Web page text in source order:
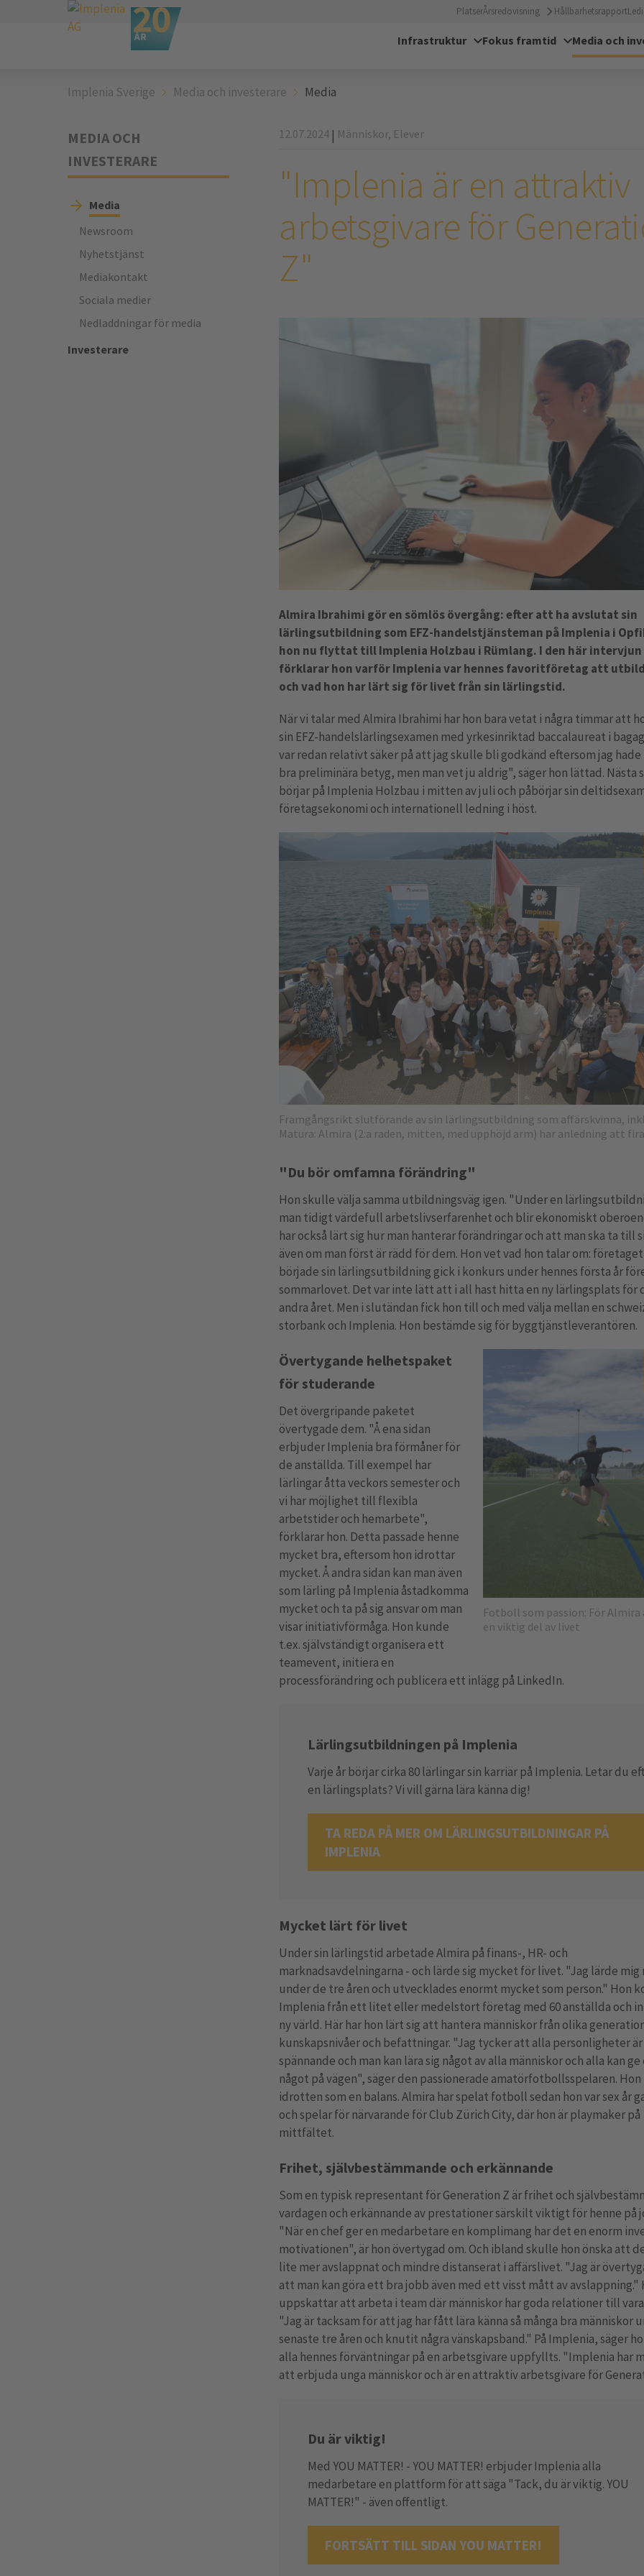
PlatserÅrsredovisning Hållbarhetsrapport
Infrastruktur Fokus framtid Media och
Implenia Sverige Media och investerare Media
MEDIA OCH
INVESTERARE
Media
Newsroom
Nyhetstjänst
Mediakontakt
Sociala medier
Nedladdningar för media
Investerare
12.07.2024 | Människor, Elever
"Implenia är en attraktiv
arbetsgivare för
Z"
Almira Ibrahimi gör en sömlös övergång: efter att ha avslutat sin
lärlingsutbildning som EFZ-handelstjänsteman på Implenia i
hon nu flyttat till Implenia Holzbau i Rümlang. I den här intervjun
förklarar hon varför Implenia var hennes favoritföretag att
och vad hon har lärt sig för livet från sin lärlingstid.
När vi talar med Almira Ibrahimi har hon bara vetat i några timmar att
sin EFZ-handelslärlingsexamen med yrkesinriktad baccalaureat i
var redan relativt säker på att jag skulle bli godkänd eftersom jag
bra preliminära betyg, men man vet ju aldrig", säger hon lättad. Nästa
börjar på Implenia Holzbau i mitten av juli och påbörjar sin
företagsekonomi och internationell ledning i höst.
Framgångsrikt slutförande av sin lärlingsutbildning som affärskvinna,
Matura: Almira (2:a raden, mitten, med upphöjd arm) har anledning att fira
"Du bör omfamna förändring"
Hon skulle välja samma utbildningsväg igen. "Under en
man tidigt värdefull arbetslivserfarenhet och blir ekonomiskt
har också lärt sig hur man hanterar förändringar och att man ska ta till
även om man först är rädd för dem. Hon vet vad hon talar om:
började sin lärlingsutbildning gick i konkurs under hennes första år
sommarlovet. Det var inte lätt att i all hast hitta en ny lärlingsplats för
andra året. Men i slutändan fick hon till och med välja mellan en
storbank och Implenia. Hon bestämde sig för byggtjänstleverantören.
Fotboll som passion: För
en viktig del av livet
Övertygande helhetspaket
för studerande
Det övergripande paketet
övertygade dem. "Å ena sidan
erbjuder Implenia bra förmåner för
de anställda. Till exempel har
lärlingar åtta veckors semester och
vi har möjlighet till flexibla
arbetstider och hemarbete",
förklarar hon. Detta passade henne
mycket bra, eftersom hon idrottar
mycket. Å andra sidan kan man även
som lärling på Implenia åstadkomma
mycket och ta på sig ansvar om man
visar initiativförmåga. Hon kunde
t.ex. självständigt organisera ett
teamevent, initiera en
processförändring och publicera ett inlägg på LinkedIn.
Lärlingsutbildningen på Implenia
Varje år börjar cirka 80 lärlingar sin karriär på Implenia. Letar du
en lärlingsplats? Vi vill gärna lära känna dig!
TA REDA PÅ MER OM LÄRLINGSUTBILDNINGAR PÅ
IMPLENIA
Mycket lärt för livet
Under sin lärlingstid arbetade Almira på finans-, HR- och
marknadsavdelningarna - och lärde sig mycket för livet. "Jag lärde
under de tre åren och utvecklades enormt mycket som person." Hon
Implenia från ett litet eller medelstort företag med 60 anställda och
ny värld. Här har hon lärt sig att hantera människor från olika
kunskapsnivåer och befattningar. "Jag tycker att alla personligheter är
spännande och man kan lära sig något av alla människor och alla kan ge
något på vägen", säger den passionerade amatörfotbollsspelaren.
idrotten som en balans. Almira har spelat fotboll sedan hon var sex år
och spelar för närvarande för Club Zürich City, där hon är playmaker på
mittfältet.
Frihet, självbestämmande och erkännande
Som en typisk representant för Generation Z är frihet och
vardagen och erkännande av prestationer särskilt viktigt för henne på
"När en chef ger en medarbetare en komplimang har det en enorm
motivationen", är hon övertygad om. Och ibland skulle hon önska att
lite mer avslappnat och mindre distanserat i affärslivet. "Jag är
att man kan göra ett bra jobb även med ett visst mått av avslappning."
uppskattar att arbeta i team där människor har goda relationer till
"Jag är tacksam för att jag har fått lära känna så många bra människor
senaste tre åren och knutit några vänskapsband." På Implenia, säger
alla hennes förväntningar på en arbetsgivare uppfyllts. "Implenia har
att erbjuda unga människor och är en attraktiv arbetsgivare för
Du är viktig!
Med YOU MATTER! - YOU MATTER! erbjuder Implenia alla
medarbetare en plattform för att säga "Tack, du är viktig. YOU
MATTER!" - även offentligt.
FORTSÄTT TILL SIDAN YOU MATTER!